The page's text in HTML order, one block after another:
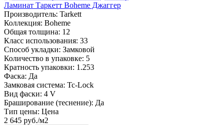
Ламинат Таркетт Boheme Джаггер
Производитель: Tarkett
Коллекция: Boheme
Общая толщина: 12
Класс использования: 33
Способ укладки: Замковой
Количество в упаковке: 5
Кратность упаковки: 1.253
Фаска: Да
Замковая система: Tc-Lock
Вид фаски: 4 V
Браширование (теснение): Да
Тип цены: Цена
2 645 руб./м2